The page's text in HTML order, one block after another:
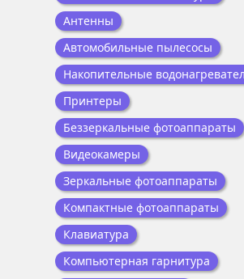
Антенны
Автомобильные пылесосы
Накопительные
Принтеры
Беззеркальные фотоаппараты
Видеокамеры
Зеркальные фотоаппараты
Компактные фотоаппараты
Клавиатура
Компьютерная гарнитура